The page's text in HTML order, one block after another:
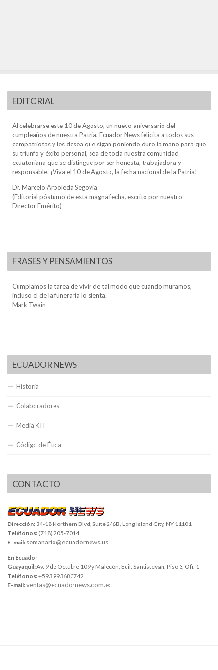
EDITORIAL
Al celebrarse este 10 de Agosto, un nuevo aniversario del
cumpleaños de nuestra Patria, Ecuador News felicita a todos sus
compatriotas y les desea que sigan poniendo duro la mano para que
su triunfo y éxito personal, sea de toda nuestra comunidad
ecuatoriana que se distingue por ser honesta, trabajadora y
responsable. ¡Viva el 10 de Agosto, la fecha nacional de la Patria!
Dr. Marcelo Arboleda Segovia
(Editorial póstumo de esta magna fecha, escrito por nuestro
Director Emérito)
FRASES Y PENSAMIENTOS
Cumplamos la tarea de vivir de tal modo que cuando muramos,
incluso el de la funeraria lo sienta.
Mark Twain
ECUADOR NEWS
Historia
Colaboradores
Media KIT
Código de Ética
CONTACTO
Dirección: 34-18 Northern Blvd, Suite 2/6B, Long Island City, NY 11101
Teléfonos: (718) 205-7014
E-mail: semanario@ecuadornews.us
En Ecuador
Guayaquil:Av. 9 de Octubre 109 y Malecón, Edif. Santistevan, Piso 3, Ofi. 1
Teléfonos:+593 993683742
E-mail:ventas@ecuadornews.com.ec